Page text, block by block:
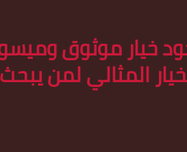
خيار موثوق
المثالي لمن